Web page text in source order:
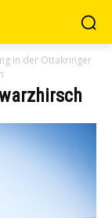
in der Ottakringer